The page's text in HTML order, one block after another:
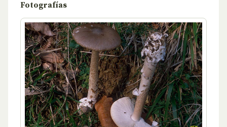
Fotografías